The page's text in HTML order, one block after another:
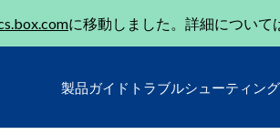
に移動しました。詳細について
製品ガイド トラブルシューティン